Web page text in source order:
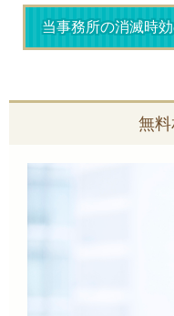
当事務所の消滅時
無